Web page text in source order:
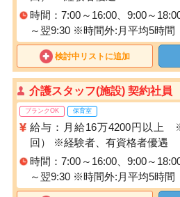
時間：7:00～16:00、9:00～
～翌9:30 ※時間外:月平均5時間
検討中リストに追加
介護スタッフ(施設) 契約社員
ブランクOK 保育室
給与：月給16万4200円以上
回） ※経験者、有資格者優遇
時間：7:00～16:00、9:00～
～翌9:30 ※時間外:月平均5時間